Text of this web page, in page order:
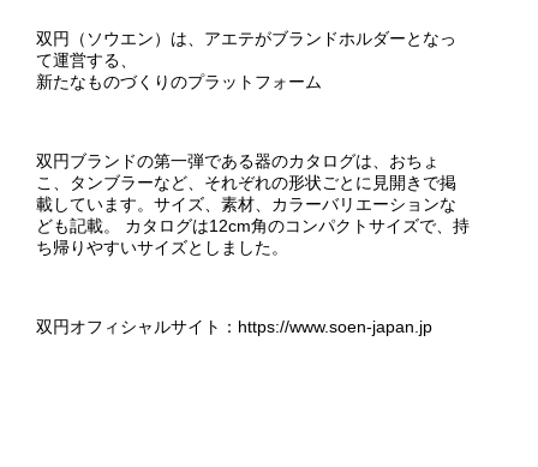
双円（ソウエン）は、アエテがブランドホルダーとなっ
て運営する、
新たなものづくりのプラットフォーム
双円ブランドの第一弾である器のカタログは、おちょ
こ、タンブラーなど、それぞれの形状ごとに見開きで掲
載しています。サイズ、素材、カラーバリエーションな
ども記載。 カタログは12cm角のコンパクトサイズで、持
ち帰りやすいサイズとしました。
双円オフィシャルサイト： https://www.soen-japan.jp